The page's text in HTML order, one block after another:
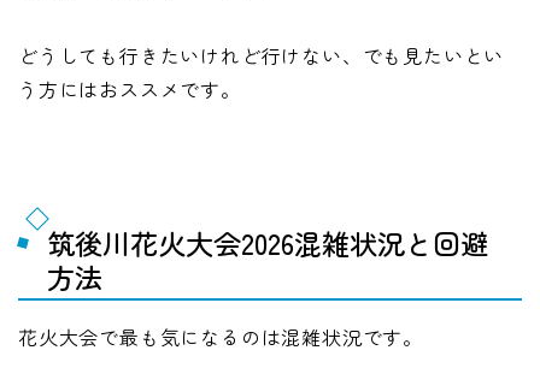
どうしても行きたいけれど行けない、でも見たいとい
う方にはおススメです。
筑後川花火大会2026混雑状況と回避
方法
花火大会で最も気になるのは混雑状況です。